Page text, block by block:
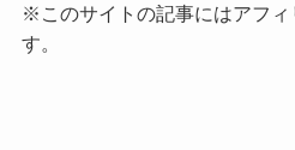
※このサイトの記事にはアフィ
す。